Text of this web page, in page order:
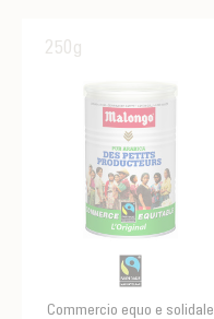
250g
Commercio equo e solidale